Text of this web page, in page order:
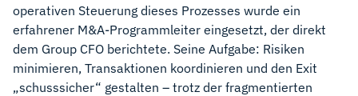
operativen Steuerung dieses Prozesses wurde ein
erfahrener M&A-Programmleiter eingesetzt, der direkt
dem Group CFO berichtete. Seine Aufgabe: Risiken
minimieren, Transaktionen koordinieren und den Exit
„schusssicher“ gestalten – trotz der fragmentierten